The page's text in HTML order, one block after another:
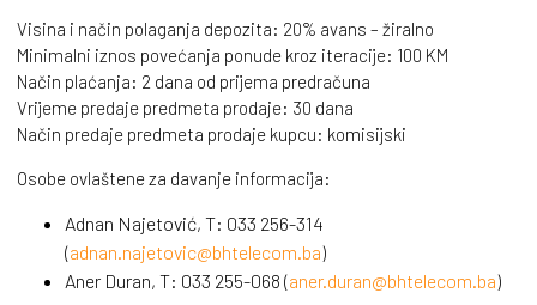
Visina i način polaganja depozita: 20% avans – žiralno
Minimalni iznos povećanja ponude kroz iteracije: 100 KM
Način plaćanja: 2 dana od prijema predračuna
Vrijeme predaje predmeta prodaje: 30 dana
Način predaje predmeta prodaje kupcu: komisijski
Osobe ovlaštene za davanje informacija:
Adnan Najetović, T: 033 256-314
(adnan.najetovic@bhtelecom.ba)
Aner Duran, T: 033 255-068 (aner.duran@bhtelecom.ba)